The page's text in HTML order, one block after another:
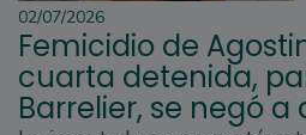
02/07/2026
Femicidio de
cuarta detenida,
Barrelier, se negó